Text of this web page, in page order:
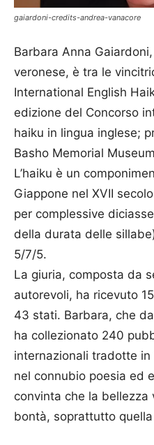
gaiardoni-credits-andrea-vanacore
Barbara Anna
veronese, è tra le
International English
edizione del Concorso
haiku in lingua inglese;
Basho Memorial
L’haiku è un
Giappone nel XVII
per complessive
della durata delle
5/7/5.
La giuria, composta da
autorevoli, ha ricevuto
43 stati. Barbara, che
ha collezionato 240
internazionali tradotte
nel connubio poesia ed
convinta che la bellezza
bontà, soprattutto